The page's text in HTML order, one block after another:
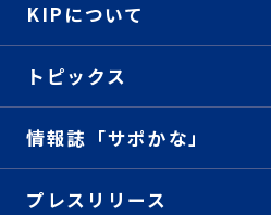
KIPについて
トピックス
情報誌「サポかな」
プレスリリース